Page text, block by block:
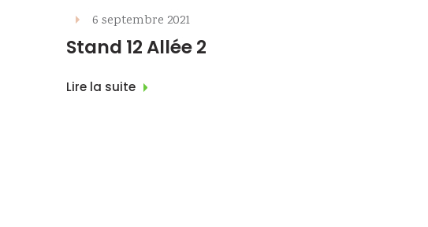
6 septembre 2021
Stand 12 Allée 2
Lire la suite